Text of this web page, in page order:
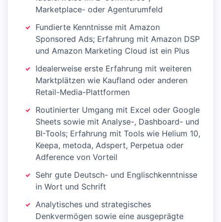
Marketplace- oder Agenturumfeld
Fundierte Kenntnisse mit Amazon
Sponsored Ads; Erfahrung mit Amazon DSP
und Amazon Marketing Cloud ist ein Plus
Idealerweise erste Erfahrung mit weiteren
Marktplätzen wie Kaufland oder anderen
Retail-Media-Plattformen
Routinierter Umgang mit Excel oder Google
Sheets sowie mit Analyse-, Dashboard- und
BI-Tools; Erfahrung mit Tools wie Helium 10,
Keepa, metoda, Adspert, Perpetua oder
Adference von Vorteil
Sehr gute Deutsch- und Englischkenntnisse
in Wort und Schrift
Analytisches und strategisches
Denkvermögen sowie eine ausgeprägte